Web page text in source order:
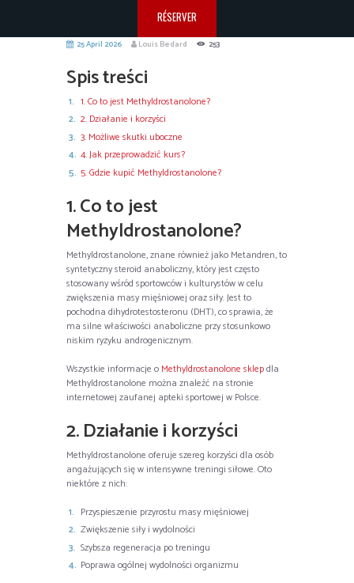
RÉSERVER
25 April 2026 Louis Bedard 253
Spis treści
1. Co to jest Methyldrostanolone?
2. Działanie i korzyści
3. Możliwe skutki uboczne
4. Jak przeprowadzić kurs?
5. Gdzie kupić Methyldrostanolone?
1. Co to jest
Methyldrostanolone?
Methyldrostanolone, znane również jako Metandren, to
syntetyczny steroid anaboliczny, który jest często
stosowany wśród sportowców i kulturystów w celu
zwiększenia masy mięśniowej oraz siły. Jest to
pochodna dihydrotestosteronu (DHT), co sprawia, że
ma silne właściwości anaboliczne przy stosunkowo
niskim ryzyku androgenicznym.
Wszystkie informacje o Methyldrostanolone sklepdla
Methyldrostanolone można znaleźć na stronie
internetowej zaufanej apteki sportowej w Polsce.
2. Działanie i korzyści
Methyldrostanolone oferuje szereg korzyści dla osób
angażujących się w intensywne treningi siłowe. Oto
niektóre z nich:
Przyspieszenie przyrostu masy mięśniowej
Zwiększenie siły i wydolności
Szybsza regeneracja po treningu
Poprawa ogólnej wydolności organizmu